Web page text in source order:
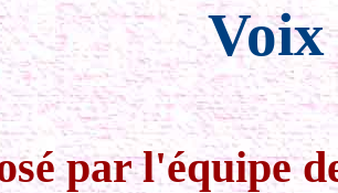
Voix
par l'équipe